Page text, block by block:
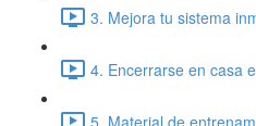
3. Mejora tu sistema
4. Encerrarse en casa
5. Material de